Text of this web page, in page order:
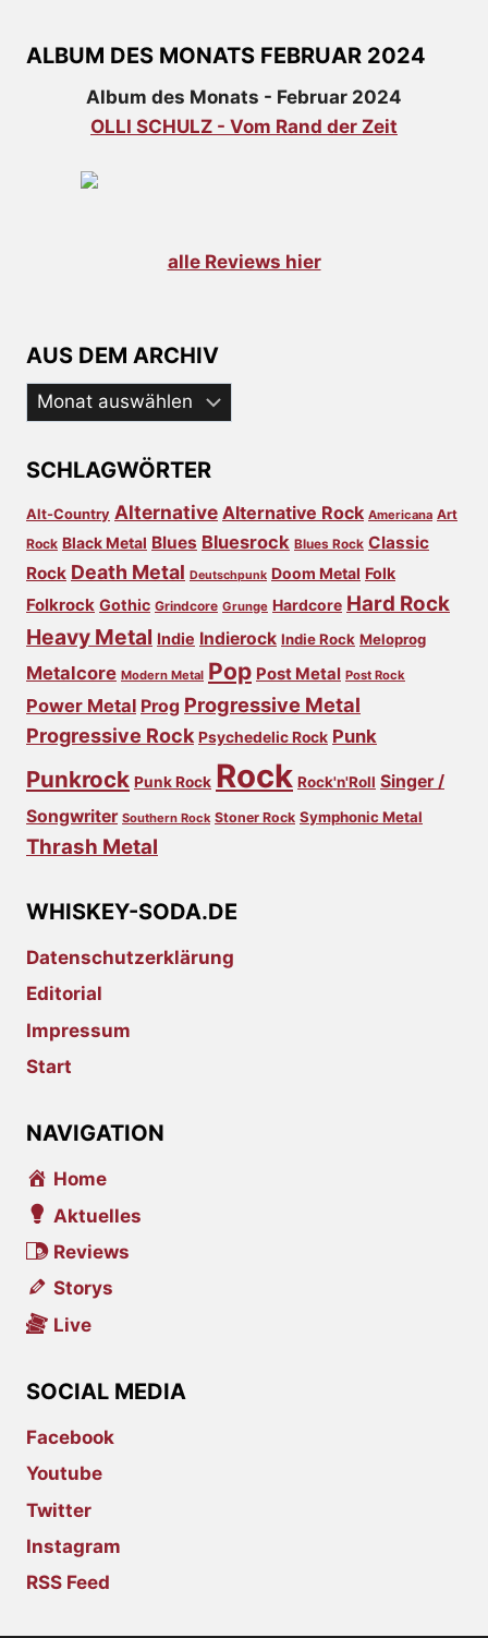
ALBUM DES MONATS FEBRUAR 2024
Album des Monats - Februar 2024
OLLI SCHULZ - Vom Rand der Zeit
alle Reviews hier
AUS DEM ARCHIV
Aus
dem
SCHLAGWÖRTER
Alt-Country Alternative Alternative Rock Americana Art
Rock Black Metal Blues Bluesrock Blues Rock Classic
Rock Death Metal Deutschpunk Doom Metal Folk
Folkrock Gothic Grindcore Grunge Hardcore Hard Rock
Heavy Metal Indie Indierock Indie Rock Meloprog
Metalcore Modern Metal Pop Post Metal Post Rock
Power Metal Prog Progressive Metal
Progressive Rock Psychedelic Rock Punk
Punkrock Punk Rock Rock Rock'n'Roll Singer /
Songwriter Southern Rock Stoner Rock Symphonic Metal
Thrash Metal
WHISKEY-SODA.DE
Datenschutzerklärung
Editorial
Impressum
Start
NAVIGATION
Home
Aktuelles
Reviews
Storys
Live
SOCIAL MEDIA
Facebook
Youtube
Twitter
Instagram
RSS Feed